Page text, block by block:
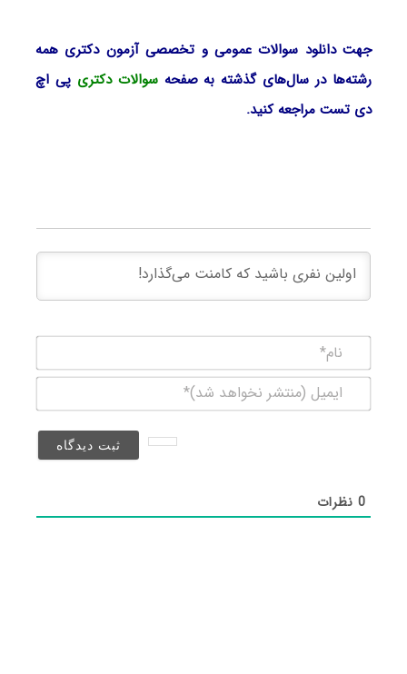
جهت دانلود سوالات عمومی و تخصصی آزمون دکتری همه
رشته‌ها در سال‌های گذشته به صفحهسوالات دکتری پی اچ
دی تست مراجعه کنید.
(منتشر
0نظرات